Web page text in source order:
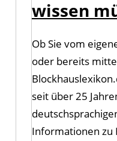
wissen
Ob Sie vom
oder bereits
seit über 25
Informationen zu